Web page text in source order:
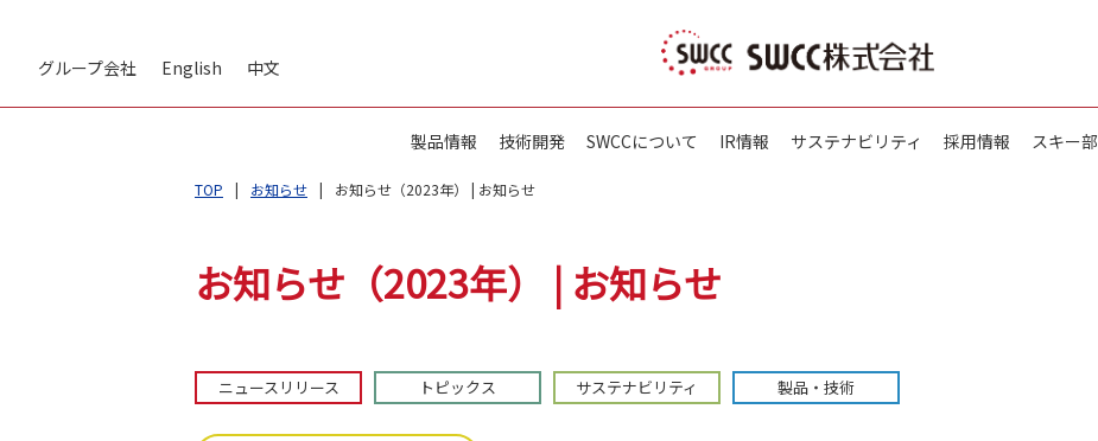
グループ会社 English 中文
製品情報 技術開発 SWCCについて IR情報 サステナビリティ 採用情報 スキー部
TOP お知らせ お知らせ（2023年） | お知らせ
お知らせ（2023年） | お知らせ
ニュースリリース トピックス サステナビリティ 製品・技術